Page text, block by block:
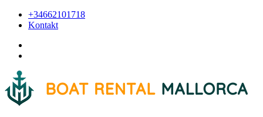
+34662101718
Kontakt